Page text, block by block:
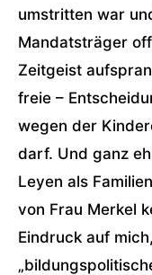
umstritten war
Mandatsträger
Zeitgeist
freie –
wegen der
darf. Und ganz
Leyen als
von Frau Merkel
Eindruck auf